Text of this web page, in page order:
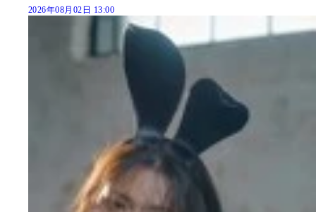
2026年08月02日 13:00